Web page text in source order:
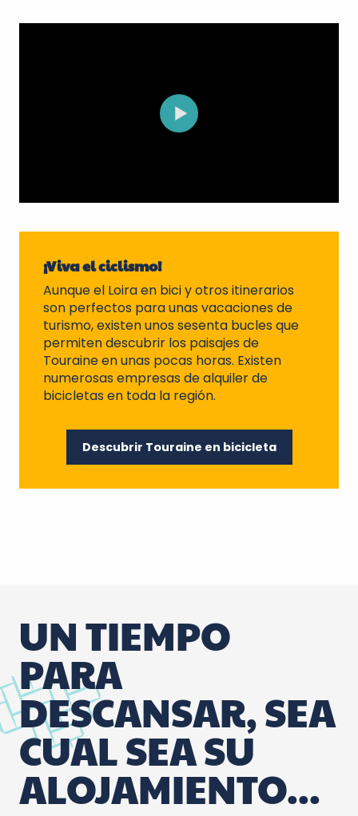
¡Viva el ciclismo!
Aunque el Loira en bici y otros itinerarios
son perfectos para unas vacaciones de
turismo, existen unos sesenta bucles que
permiten descubrir los paisajes de
Touraine en unas pocas horas. Existen
numerosas empresas de alquiler de
bicicletas en toda la región.
Descubrir Touraine en bicicleta
UN TIEMPO
PARA
DESCANSAR, SEA
CUAL SEA SU
ALOJAMIENTO...